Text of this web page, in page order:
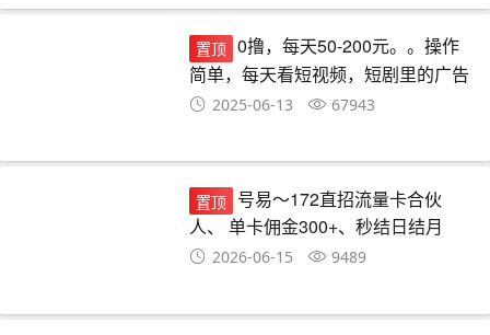
置顶 0撸，每天50-200元。。操作
简单，每天看短视频，短剧里的广告
就可以。超简单
2025-06-13 67943
置顶 号易～172直招流量卡合伙
人、 单卡佣金300+、秒结日结月
结、可裂变可自由发展下级代理、长
2026-06-15 9489